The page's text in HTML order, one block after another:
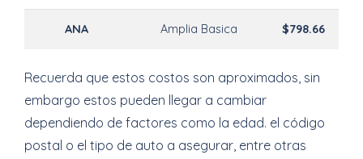
ANA Amplia Basica $798.66
Recuerda que estos costos son aproximados, sin
embargo estos pueden llegar a cambiar
dependiendo de factores como la edad. el código
postal o el tipo de auto a asegurar, entre otras